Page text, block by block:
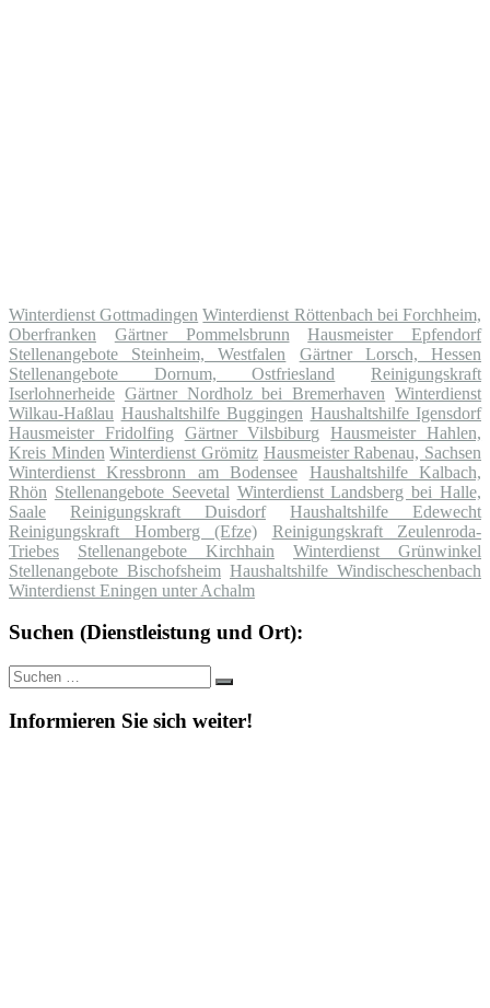
Winterdienst Gottmadingen Winterdienst Röttenbach bei Forchheim,
Oberfranken
Gärtner Pommelsbrunn
Hausmeister Epfendorf
Stellenangebote Steinheim, Westfalen
Gärtner Lorsch, Hessen
Stellenangebote Dornum, Ostfriesland
Reinigungskraft
Iserlohnerheide Gärtner Nordholz bei Bremerhaven Winterdienst
Wilkau-Haßlau Haushaltshilfe Buggingen Haushaltshilfe Igensdorf
Hausmeister Fridolfing
Gärtner Vilsbiburg
Hausmeister Hahlen,
Kreis Minden Winterdienst Grömitz Hausmeister Rabenau, Sachsen
Winterdienst Kressbronn am Bodensee
Haushaltshilfe Kalbach,
Rhön Stellenangebote Seevetal Winterdienst Landsberg bei Halle,
Saale
Reinigungskraft Duisdorf
Haushaltshilfe Edewecht
Reinigungskraft Homberg (Efze)
Reinigungskraft Zeulenroda-
Triebes
Stellenangebote Kirchhain
Winterdienst Grünwinkel
Stellenangebote Bischofsheim Haushaltshilfe Windischeschenbach
Winterdienst Eningen unter Achalm
Suchen (Dienstleistung und Ort):
Suche
nach:
Suchen
Informieren Sie sich weiter!